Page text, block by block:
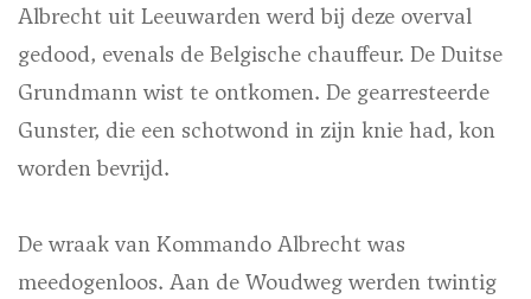
Albrecht uit Leeuwarden werd bij deze overval
gedood, evenals de Belgische chauffeur. De Duitse
Grundmann wist te ontkomen. De gearresteerde
Gunster, die een schotwond in zijn knie had, kon
worden bevrijd.
De wraak van Kommando Albrecht was
meedogenloos. Aan de Woudweg werden twintig